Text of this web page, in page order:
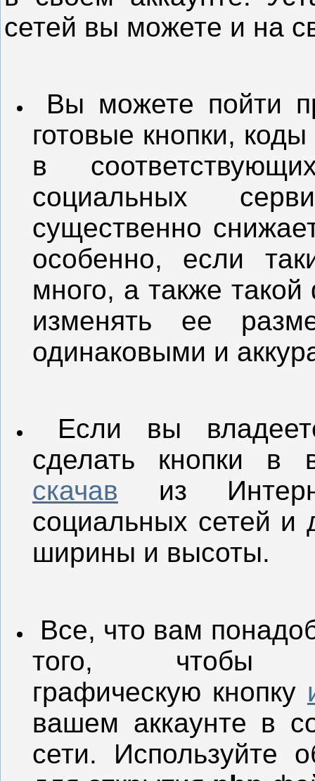
сетей вы можете и на
Вы можете пойти
готовые кнопки, коды
в
социальных
существенно
особенно, если
много, а также
изменять ее
одинаковыми и
Если вы
сделать кнопки в
скачав из
социальных сетей и
ширины и высоты.
Все, что вам
того,
графическую кнопку
вашем аккаунте в
сети. Используйте